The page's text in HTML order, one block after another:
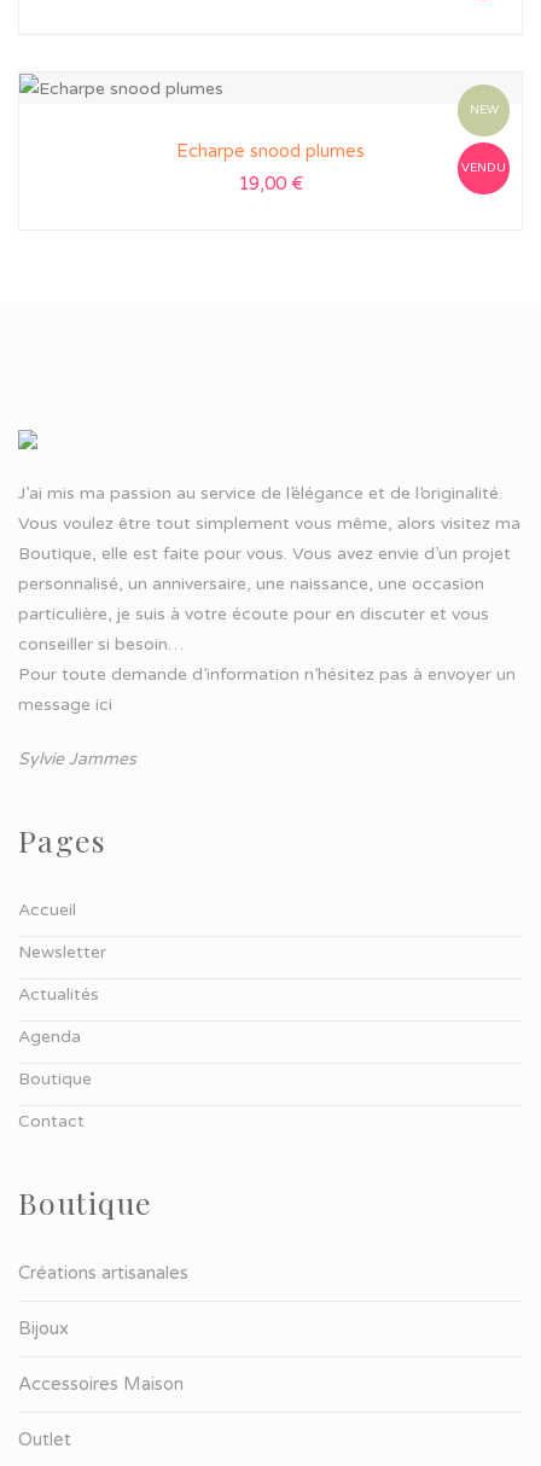
NEW
VENDU
Echarpe snood plumes
19,00 €
J’ai mis ma passion au service de l’élégance et de l’originalité.
Vous voulez être tout simplement vous même, alors visitez ma
Boutique, elle est faite pour vous. Vous avez envie d’un projet
personnalisé, un anniversaire, une naissance, une occasion
particulière, je suis à votre écoute pour en discuter et vous
conseiller si besoin…
Pour toute demande d’information n’hésitez pas à envoyer un
message ici
Sylvie Jammes
Pages
Accueil
Newsletter
Actualités
Agenda
Boutique
Contact
Boutique
Créations artisanales
Bijoux
Accessoires Maison
Outlet